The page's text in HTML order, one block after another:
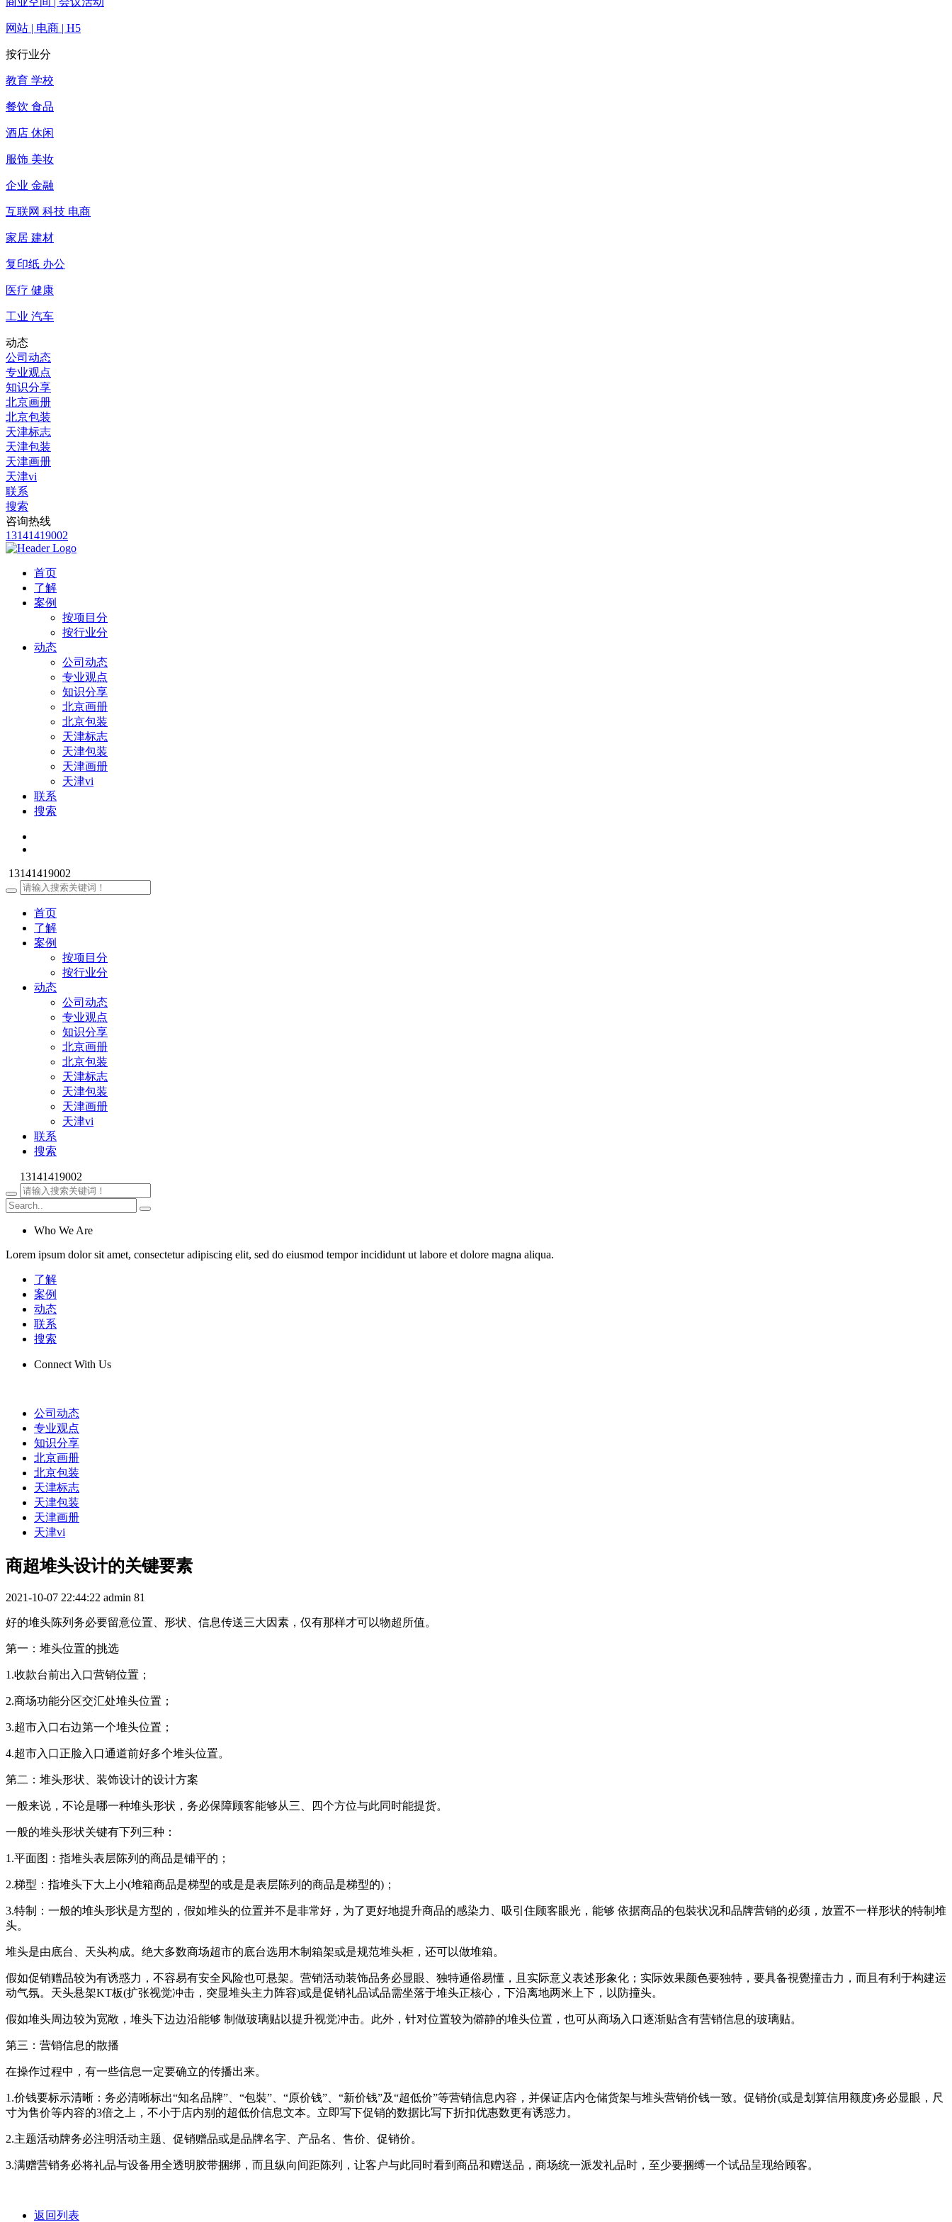
网站 | 电商 | H5
按行业分
教育 学校
餐饮 食品
酒店 休闲
服饰 美妆
企业 金融
互联网 科技 电商
家居 建材
复印纸 办公
医疗 健康
工业 汽车
动态
公司动态
专业观点
知识分享
北京画册
北京包装
天津标志
天津包装
天津画册
天津vi
联系
搜索
咨询热线
13141419002
首页
了解
案例
按项目分
按行业分
动态
公司动态
专业观点
知识分享
北京画册
北京包装
天津标志
天津包装
天津画册
天津vi
联系
搜索
13141419002
首页
了解
案例
按项目分
按行业分
动态
公司动态
专业观点
知识分享
北京画册
北京包装
天津标志
天津包装
天津画册
天津vi
联系
搜索
13141419002
Who We Are
Lorem ipsum dolor sit amet, consectetur adipiscing elit, sed do eiusmod tempor incididunt ut labore et dolore magna aliqua.
了解
案例
动态
联系
搜索
Connect With Us
公司动态
专业观点
知识分享
北京画册
北京包装
天津标志
天津包装
天津画册
天津vi
商超堆头设计的关键要素
2021-10-07 22:44:22 admin 81
好的堆头陈列务必要留意位置、形状、信息传送三大因素，仅有那样才可以物超所值。
第一：堆头位置的挑选
1.收款台前出入口营销位置；
2.商场功能分区交汇处堆头位置；
3.超市入口右边第一个堆头位置；
4.超市入口正脸入口通道前好多个堆头位置。
第二：堆头形状、装饰设计的设计方案
一般来说，不论是哪一种堆头形状，务必保障顾客能够从三、四个方位与此同时能提货。
一般的堆头形状关键有下列三种：
1.平面图：指堆头表层陈列的商品是铺平的；
2.梯型：指堆头下大上小(堆箱商品是梯型的或是是表层陈列的商品是梯型的)；
3.特制：一般的堆头形状是方型的，假如堆头的位置并不是非常好，为了更好地提升商品的感染力、吸引住顾客眼光，能够 依据商品的包裝状况和品牌营销的必须，放置不一样形状的特制堆
头。
堆头是由底台、天头构成。绝大多数商场超市的底台选用木制箱架或是规范堆头柜，还可以做堆箱。
假如促销赠品较为有诱惑力，不容易有安全风险也可悬架。营销活动装饰品务必显眼、独特通俗易懂，且实际意义表述形象化；实际效果颜色要独特，要具备視覺撞击力，而且有利于构建运
动气氛。天头悬架KT板(扩张视觉冲击，突显堆头主力阵容)或是促销礼品试品需坐落于堆头正核心，下沿离地两米上下，以防撞头。
假如堆头周边较为宽敞，堆头下边边沿能够 制做玻璃贴以提升视觉冲击。此外，针对位置较为僻静的堆头位置，也可从商场入口逐渐贴含有营销信息的玻璃贴。
第三：营销信息的散播
在操作过程中，有一些信息一定要确立的传播出来。
1.价钱要标示清晰：务必清晰标出“知名品牌”、“包裝”、“原价钱”、“新价钱”及“超低价”等营销信息內容，并保证店内仓储货架与堆头营销价钱一致。促销价(或是划算信用额度)务必显眼，尺
寸为售价等内容的3倍之上，不小于店内别的超低价信息文本。立即写下促销的数据比写下折扣优惠数更有诱惑力。
2.主题活动牌务必注明活动主题、促销赠品或是品牌名字、产品名、售价、促销价。
3.满赠营销务必将礼品与设备用全透明胶带捆绑，而且纵向间距陈列，让客户与此同时看到商品和赠送品，商场统一派发礼品时，至少要捆缚一个试品呈现给顾客。
返回列表